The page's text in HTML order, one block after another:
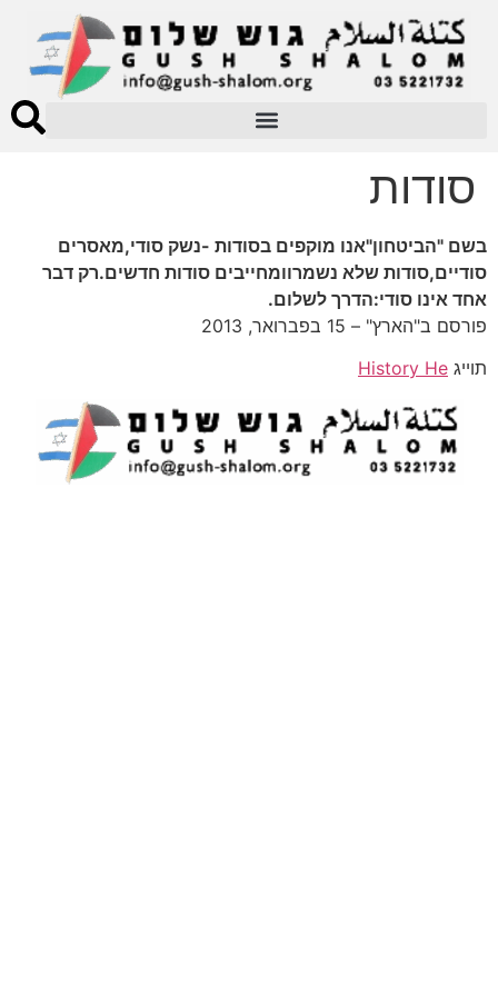
סודות
בשם "הביטחון"אנו מוקפים בסודות -נשק סודי,מאסרים
סודיים,סודות שלא נשמרוומחייבים סודות חדשים.רק דבר
אחד אינו סודי:הדרך לשלום.
פורסם ב"הארץ" – 15 בפברואר, 2013
תוייג History He